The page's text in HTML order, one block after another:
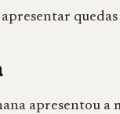
apresentou